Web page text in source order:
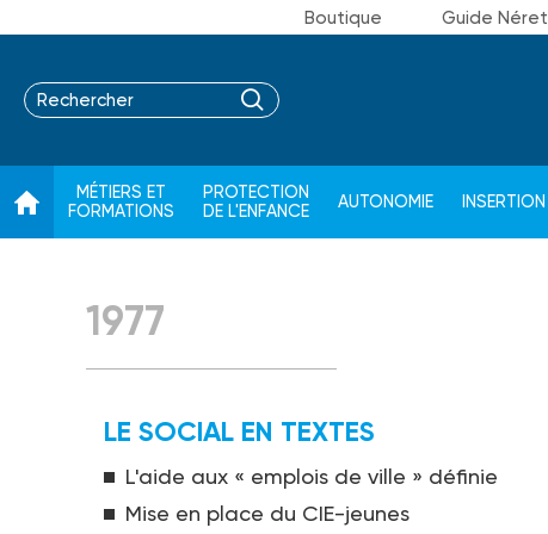
Boutique Guide Néret
MÉTIERS ET
FORMATIONS
PROTECTION
DE L'ENFANCE
AUTONOMIE INSERTION
1977
LE SOCIAL EN TEXTES
L'aide aux « emplois de ville » définie
Mise en place du CIE-jeunes